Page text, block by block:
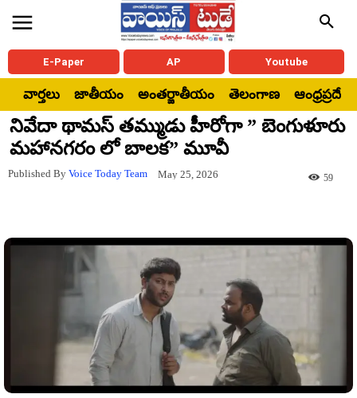
E-Paper AP Youtube
వార్తలు జాతీయం అంతర్జాతీయం తెలంగాణ ఆంధ్రప్రదేశ్
నివేదా థామస్ తమ్ముడు హీరోగా ” బెంగుళూరు
మహానగరం లో బాలక” మూవీ
Published By Voice Today Team May 25, 2026 59